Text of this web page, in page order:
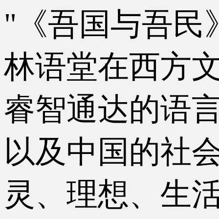
"《吾国与吾民
林语堂在西方
睿智通达的语
以及中国的社
灵、理想、生